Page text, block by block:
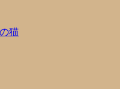
猫